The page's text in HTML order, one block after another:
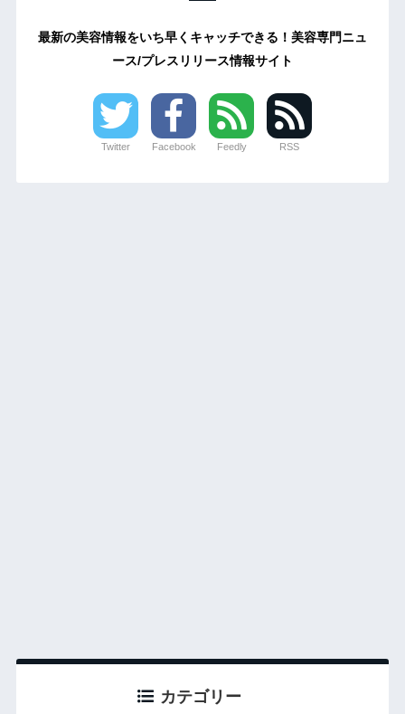
最新の美容情報をいち早くキャッチできる！美容専門ニュ
ース/プレスリリース情報サイト
Twitter Facebook Feedly RSS
カテゴリー